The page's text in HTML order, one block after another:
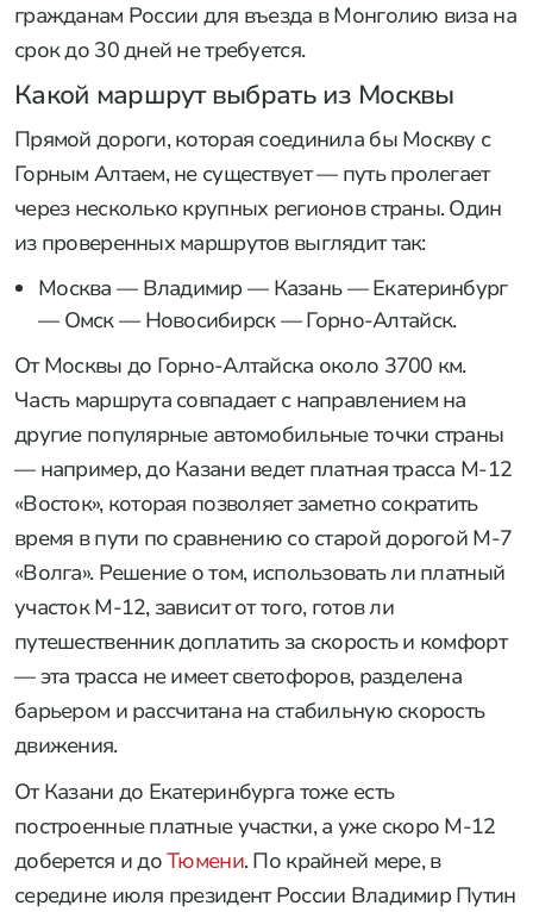
гражданам России для въезда в Монголию виза на
срок до 30 дней не требуется.
Какой маршрут выбрать из Москвы
Прямой дороги, которая соединила бы Москву с
Горным Алтаем, не существует — путь пролегает
через несколько крупных регионов страны. Один
из проверенных маршрутов выглядит так:
Москва — Владимир — Казань — Екатеринбург
— Омск — Новосибирск — Горно-Алтайск.
От Москвы до Горно-Алтайска около 3700 км.
Часть маршрута совпадает с направлением на
другие популярные автомобильные точки страны
— например, до Казани ведет платная трасса М-12
«Восток», которая позволяет заметно сократить
время в пути по сравнению со старой дорогой М-7
«Волга». Решение о том, использовать ли платный
участок М-12, зависит от того, готов ли
путешественник доплатить за скорость и комфорт
— эта трасса не имеет светофоров, разделена
барьером и рассчитана на стабильную скорость
движения.
От Казани до Екатеринбурга тоже есть
построенные платные участки, а уже скоро М-12
доберется и доТюмени. По крайней мере, в
середине июля президент России Владимир Путин